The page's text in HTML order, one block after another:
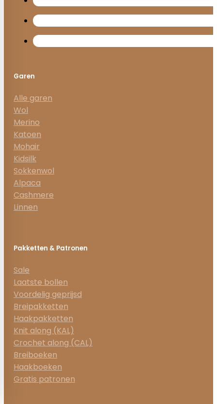
Garen
Alle garen
Wol
Merino
Katoen
Mohair
Kidsilk
Sokkenwol
Alpaca
Cashmere
Linnen
Pakketten & Patronen
Sale
Laatste bollen
Voordelig geprijsd
Breipakketten
Haakpakketten
Knit along (KAL)
Crochet along (CAL)
Breiboeken
Haakboeken
Gratis patronen